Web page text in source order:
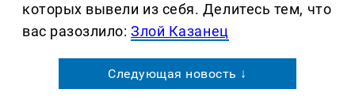
которых вывели из себя. Делитеcь тем, что
вас разозлило:Злой Казанец
Следующая новость ↓